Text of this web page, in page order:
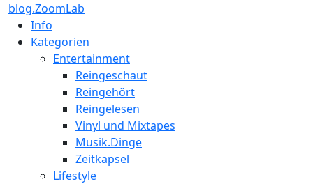
blog.ZoomLab
Info
Kategorien
Entertainment
Reingeschaut
Reingehört
Reingelesen
Vinyl und Mixtapes
Musik.Dinge
Zeitkapsel
Lifestyle